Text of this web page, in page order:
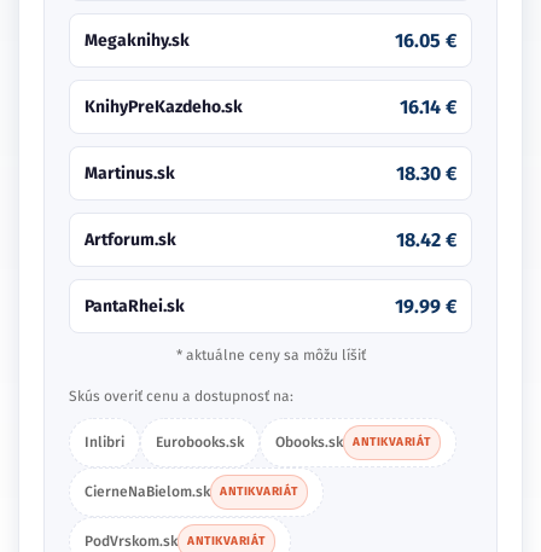
Megaknihy.sk 16.05 €
KnihyPreKazdeho.sk 16.14 €
Martinus.sk 18.30 €
Artforum.sk 18.42 €
PantaRhei.sk 19.99 €
* aktuálne ceny sa môžu líšiť
Skús overiť cenu a dostupnosť na:
Inlibri Eurobooks.sk Obooks.sk ANTIKVARIÁT
CierneNaBielom.sk ANTIKVARIÁT
PodVrskom.sk ANTIKVARIÁT